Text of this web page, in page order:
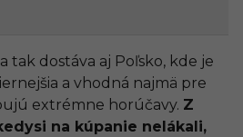
tak dostáva aj Poľsko, kde je
a vhodná najmä pre
extrémne horúčavy. Z
na kúpanie nelákali,